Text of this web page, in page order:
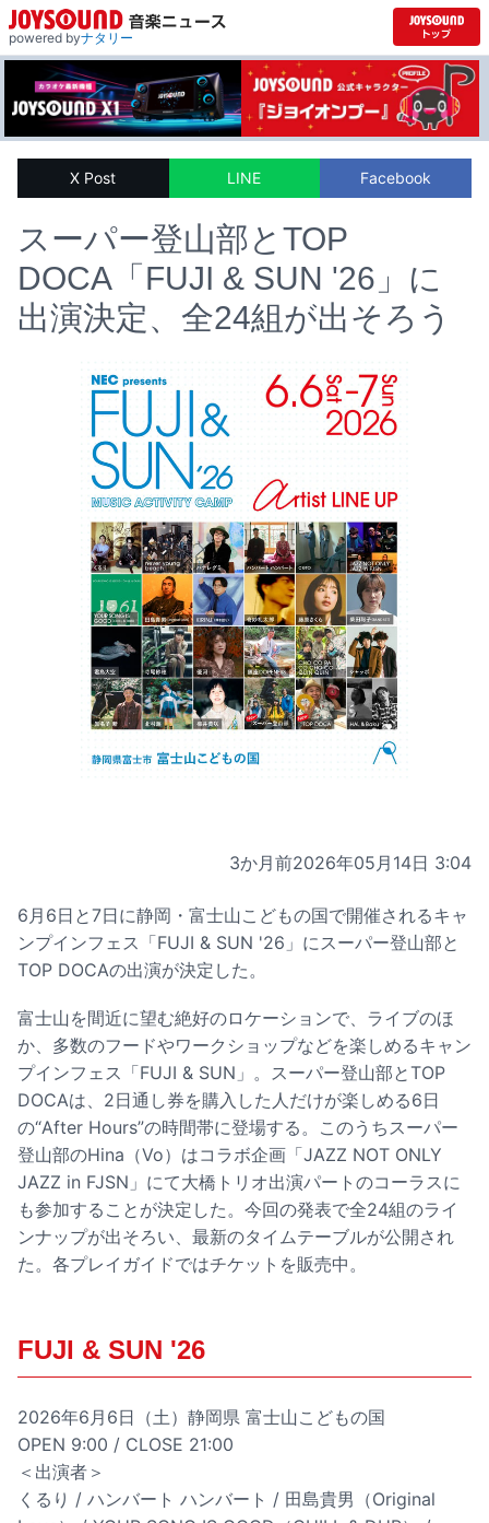
powered byナタリー
X Post LINE Facebook
スーパー登山部とTOP
DOCA「FUJI & SUN '26」に
出演決定、全24組が出そろう
3か月前2026年05月14日 3:04
6月6日と7日に静岡・富士山こどもの国で開催されるキャ
ンプインフェス「FUJI & SUN '26」にスーパー登山部と
TOP DOCAの出演が決定した。
富士山を間近に望む絶好のロケーションで、ライブのほ
か、多数のフードやワークショップなどを楽しめるキャン
プインフェス「FUJI & SUN」。スーパー登山部とTOP
DOCAは、2日通し券を購入した人だけが楽しめる6日
の“After Hours”の時間帯に登場する。このうちスーパー
登山部のHina（Vo）はコラボ企画「JAZZ NOT ONLY
JAZZ in FJSN」にて大橋トリオ出演パートのコーラスに
も参加することが決定した。今回の発表で全24組のライ
ンナップが出そろい、最新のタイムテーブルが公開され
た。各プレイガイドではチケットを販売中。
FUJI & SUN '26
2026年6月6日（土）静岡県 富士山こどもの国
OPEN 9:00 / CLOSE 21:00
＜出演者＞
くるり / ハンバート ハンバート / 田島貴男（Original